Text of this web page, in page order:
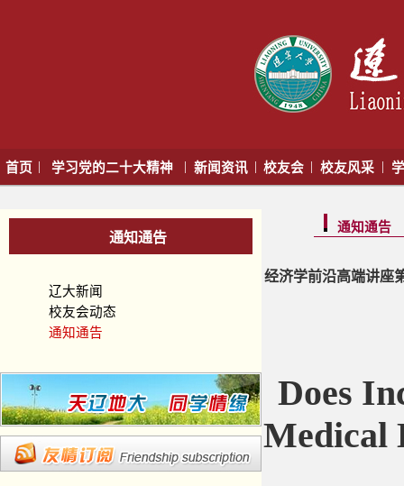
首页 | 学习党的二十大精神 | 新闻资讯 | 校友会 | 校友风采 |
通知通告
辽大新闻
校友会动态
通知通告
通知通告
经济学前沿高端讲座
Does
Medical